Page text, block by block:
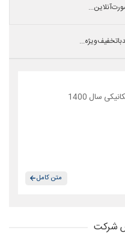
آنلاین...
با تخفیف ویژه...
سال 1400
متن کامل
شرکت